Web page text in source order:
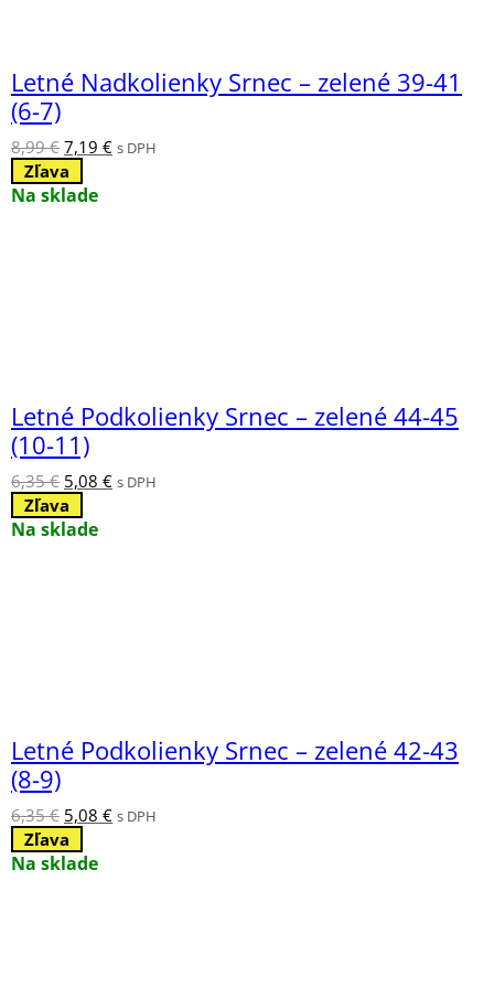
Letné Nadkolienky Srnec – zelené 39-41
(6-7)
8,99€ Pôvodná
cena
bola:
7,19 €Aktuálna
s DPH
Zľava
Na sklade
Letné Podkolienky Srnec – zelené 44-45
(10-11)
6,35€ Pôvodná
cena
bola:
5,08 €Aktuálna
s DPH
Zľava
Na sklade
Letné Podkolienky Srnec – zelené 42-43
(8-9)
6,35€ Pôvodná
cena
bola:
5,08 €Aktuálna
s DPH
Zľava
Na sklade